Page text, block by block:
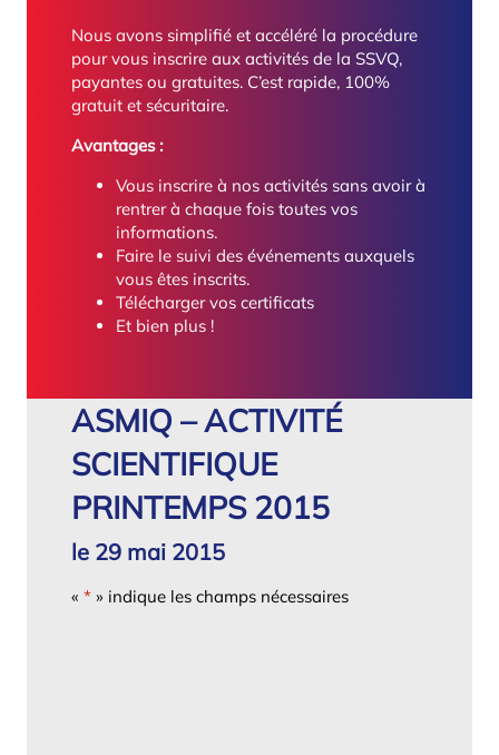
Nous avons simplifié et accéléré la procédure
pour vous inscrire aux activités de la SSVQ,
payantes ou gratuites. C’est rapide, 100%
gratuit et sécuritaire.
Avantages :
Vous inscrire à nos activités sans avoir à
rentrer à chaque fois toutes vos
informations.
Faire le suivi des événements auxquels
vous êtes inscrits.
Télécharger vos certificats
Et bien plus !
ASMIQ – ACTIVITÉ
SCIENTIFIQUE
PRINTEMPS 2015
le 29 mai 2015
« *» indique les champs nécessaires